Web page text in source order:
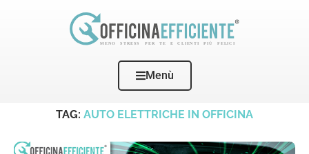
Menù
Posts tagged with "auto elettriche in officina"
TAG: AUTO ELETTRICHE IN OFFICINA